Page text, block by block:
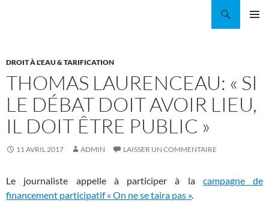
DROIT À L'EAU & TARIFICATION
THOMAS LAURENCEAU: « SI
LE DÉBAT DOIT AVOIR LIEU,
IL DOIT ÊTRE PUBLIC »
11 AVRIL 2017 ADMIN LAISSER UN COMMENTAIRE
Le journaliste appelle à participer à la campagne de
financement participatif « On ne se taira pas ».